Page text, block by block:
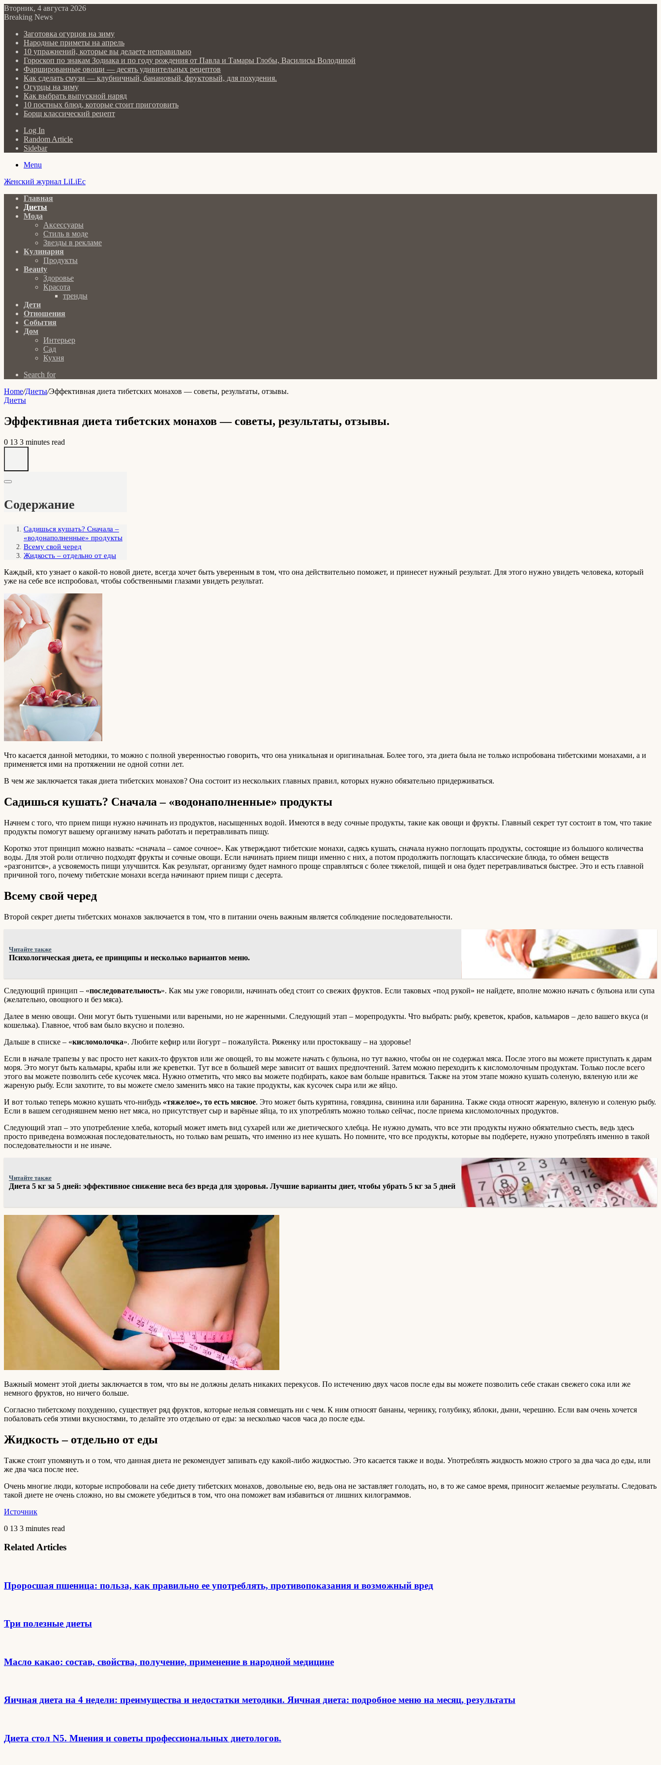
Вторник, 4 августа 2026
Breaking News
Заготовка огурцов на зиму
Народные приметы на апрель
10 упражнений, которые вы делаете неправильно
Гороскоп по знакам Зодиака и по году рождения от Павла и Тамары Глобы, Василисы Володиной
Фаршированные овощи — десять удивительных рецептов
Как сделать cмузи — клубничный, банановый, фруктовый, для похудения.
Огурцы на зиму
Как выбрать выпускной наряд
10 постных блюд, которые стоит приготовить
Борщ классический рецепт
Log In
Random Article
Sidebar
Menu
Женский журнал LiLiEc
Главная
Диеты
Мода
Аксессуары
Стиль в моде
Звезды в рекламе
Кулинария
Продукты
Beauty
Здоровье
Красота
тренды
Дети
Отношения
События
Дом
Интерьер
Сад
Кухня
Search for
Home/Диеты/Эффективная диета тибетских монахов — советы, результаты, отзывы.
Диеты
Эффективная диета тибетских монахов — советы, результаты, отзывы.
0 13 3 minutes read
Содержание
Садишься кушать? Сначала –
«водонаполненные» продукты
Всему свой черед
Жидкость – отдельно от еды
Каждый, кто узнает о какой-то новой диете, всегда хочет быть уверенным в том, что она действительно поможет, и принесет нужный результат. Для этого нужно увидеть человека, который
уже на себе все испробовал, чтобы собственными глазами увидеть результат.
Что касается данной методики, то можно с полной уверенностью говорить, что она уникальная и оригинальная. Более того, эта диета была не только испробована тибетскими монахами, а и
применяется ими на протяжении не одной сотни лет.
В чем же заключается такая диета тибетских монахов? Она состоит из нескольких главных правил, которых нужно обязательно придерживаться.
Садишься кушать? Сначала – «водонаполненные» продукты
Начнем с того, что прием пищи нужно начинать из продуктов, насыщенных водой. Имеются в веду сочные продукты, такие как овощи и фрукты. Главный секрет тут состоит в том, что такие
продукты помогут вашему организму начать работать и перетравливать пищу.
Коротко этот принцип можно назвать: «сначала – самое сочное». Как утверждают тибетские монахи, садясь кушать, сначала нужно поглощать продукты, состоящие из большого количества
воды. Для этой роли отлично подходят фрукты и сочные овощи. Если начинать прием пищи именно с них, а потом продолжить поглощать классические блюда, то обмен веществ
«разгонится», а усвояемость пищи улучшится. Как результат, организму будет намного проще справляться с более тяжелой, пищей и она будет перетравливаться быстрее. Это и есть главной
причиной того, почему тибетские монахи всегда начинают прием пищи с десерта.
Всему свой черед
Второй секрет диеты тибетских монахов заключается в том, что в питании очень важным является соблюдение последовательности.
Читайте также
Психологическая диета, ее принципы и несколько вариантов меню.
Следующий принцип – «последовательность». Как мы уже говорили, начинать обед стоит со свежих фруктов. Если таковых «под рукой» не найдете, вполне можно начать с бульона или супа
(желательно, овощного и без мяса).
Далее в меню овощи. Они могут быть тушеными или вареными, но не жаренными. Следующий этап – морепродукты. Что выбрать: рыбу, креветок, крабов, кальмаров – дело вашего вкуса (и
кошелька). Главное, чтоб вам было вкусно и полезно.
Дальше в списке – «кисломолочка». Любите кефир или йогурт – пожалуйста. Ряженку или простоквашу – на здоровье!
Если в начале трапезы у вас просто нет каких-то фруктов или же овощей, то вы можете начать с бульона, но тут важно, чтобы он не содержал мяса. После этого вы можете приступать к дарам
моря. Это могут быть кальмары, крабы или же креветки. Тут все в большей мере зависит от ваших предпочтений. Затем можно переходить к кисломолочным продуктам. Только после всего
этого вы можете позволить себе кусочек мяса. Нужно отметить, что мясо вы можете подбирать, какое вам больше нравиться. Также на этом этапе можно кушать соленую, вяленую или же
жареную рыбу. Если захотите, то вы можете смело заменить мясо на такие продукты, как кусочек сыра или же яйцо.
И вот только теперь можно кушать что-нибудь «тяжелое», то есть мясное. Это может быть курятина, говядина, свинина или баранина. Также сюда относят жареную, вяленую и соленую рыбу.
Если в вашем сегодняшнем меню нет мяса, но присутствует сыр и варёные яйца, то их употреблять можно только сейчас, после приема кисломолочных продуктов.
Следующий этап – это употребление хлеба, который может иметь вид сухарей или же диетического хлебца. Не нужно думать, что все эти продукты нужно обязательно съесть, ведь здесь
просто приведена возможная последовательность, но только вам решать, что именно из нее кушать. Но помните, что все продукты, которые вы подберете, нужно употреблять именно в такой
последовательности и не иначе.
Читайте также
Диета 5 кг за 5 дней: эффективное снижение веса без вреда для здоровья. Лучшие варианты диет, чтобы убрать 5 кг за 5 дней
Важный момент этой диеты заключается в том, что вы не должны делать никаких перекусов. По истечению двух часов после еды вы можете позволить себе стакан свежего сока или же
немного фруктов, но ничего больше.
Согласно тибетскому похудению, существует ряд фруктов, которые нельзя совмещать ни с чем. К ним относят бананы, чернику, голубику, яблоки, дыни, черешню. Если вам очень хочется
побаловать себя этими вкусностями, то делайте это отдельно от еды: за несколько часов часа до после еды.
Жидкость – отдельно от еды
Также стоит упомянуть и о том, что данная диета не рекомендует запивать еду какой-либо жидкостью. Это касается также и воды. Употреблять жидкость можно строго за два часа до еды, или
же два часа после нее.
Очень многие люди, которые испробовали на себе диету тибетских монахов, довольные ею, ведь она не заставляет голодать, но, в то же самое время, приносит желаемые результаты. Следовать
такой диете не очень сложно, но вы сможете убедиться в том, что она поможет вам избавиться от лишних килограммов.
Источник
0 13 3 minutes read
Related Articles
Проросшая пшеница: польза, как правильно ее употреблять, противопоказания и возможный вред
Три полезные диеты
Масло какао: состав, свойства, получение, применение в народной медицине
Яичная диета на 4 недели: преимущества и недостатки методики. Яичная диета: подробное меню на месяц, результаты
Диета стол N5. Мнения и советы профессиональных диетологов.